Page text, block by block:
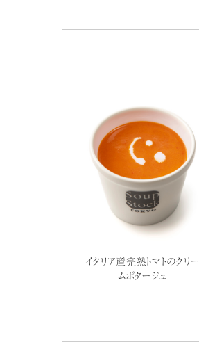
イタリア産完熟トマトのクリー
ムポタージュ